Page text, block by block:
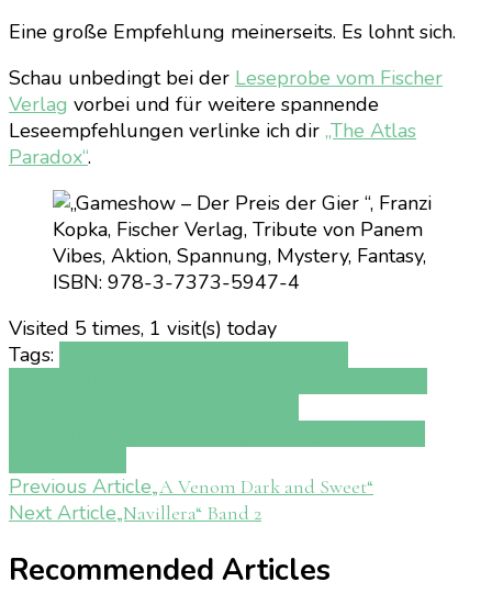
Eine große Empfehlung meinerseits. Es lohnt sich.
Schau unbedingt bei der Leseprobe vom Fischer
Verlag vorbei und für weitere spannende
Leseempfehlungen verlinke ich dir „The Atlas
Paradox“.
Visited 5 times, 1 visit(s) today
Tags:
Post
Navigation
Previous Article„A Venom Dark and Sweet“
Next Article„Navillera“ Band 2
Recommended Articles